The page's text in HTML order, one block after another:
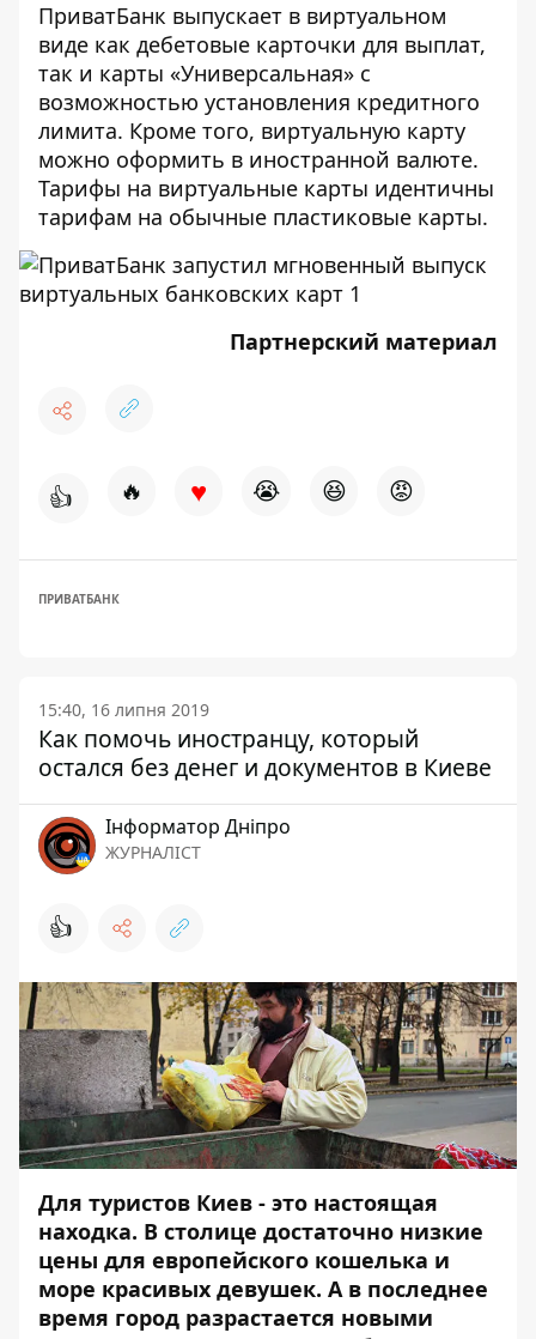
ПриватБанк выпускает в виртуальном
виде как дебетовые карточки для выплат,
так и карты «Универсальная» с
возможностью установления кредитного
лимита. Кроме того, виртуальную карту
можно оформить в иностранной валюте.
Тарифы на виртуальные карты идентичны
тарифам на обычные пластиковые карты.
Партнерский материал
👍 🔥 ♥ 😭 😆 😡
ПРИВАТБАНК
15:40, 16 липня 2019
Как помочь иностранцу, который
остался без денег и документов в Киеве
Інформатор Дніпро
ЖУРНАЛІСТ
👍
Для туристов Киев - это настоящая
находка. В столице достаточно низкие
цены для европейского кошелька и
море красивых девушек. А в последнее
время город разрастается новыми